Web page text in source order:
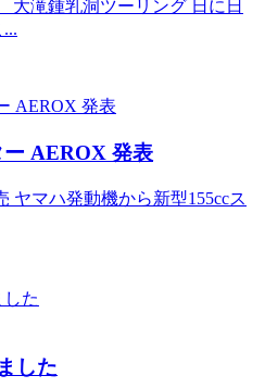
大滝鍾乳洞ツーリング 日に日
ー AEROX 発表
マハ発動機から新型155ccス
した